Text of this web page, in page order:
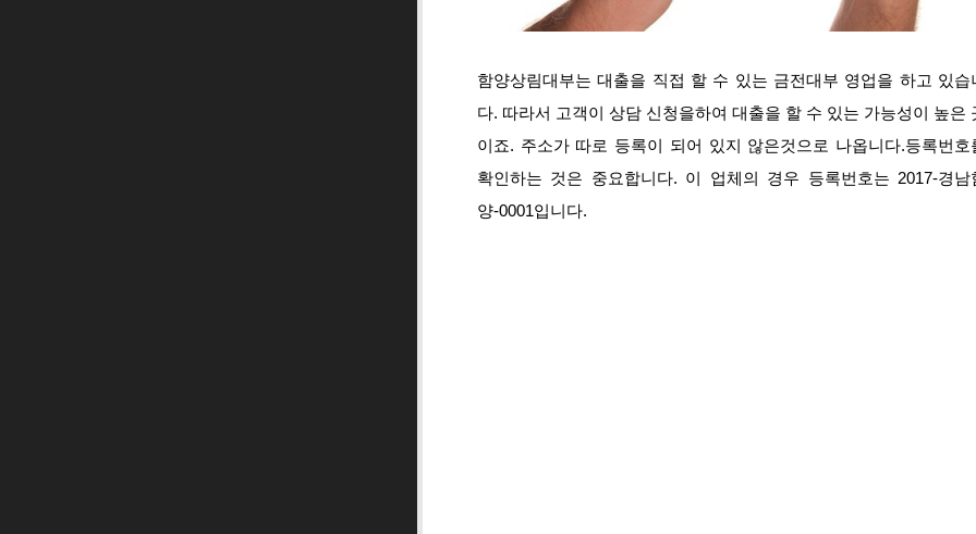
함양상림대부는 대출을 직접 할 수 있는 금전대부 영업을 하고 있습
다. 따라서 고객이 상담 신청을하여 대출을 할 수 있는 가능성이 높은
이죠. 주소가 따로 등록이 되어 있지 않은것으로 나옵니다.등록번호
확인하는 것은 중요합니다. 이 업체의 경우 등록번호는 2017-경남
양-0001입니다.